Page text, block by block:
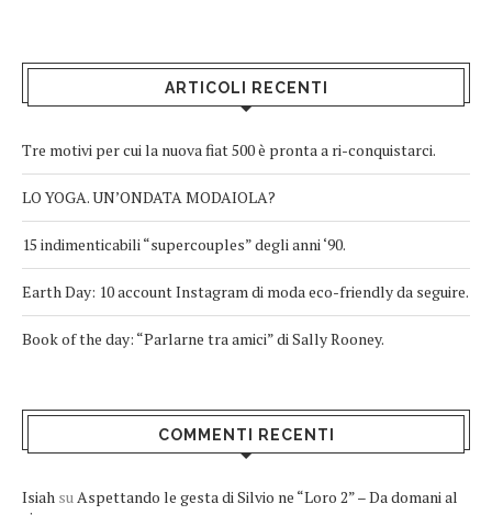
ARTICOLI RECENTI
Tre motivi per cui la nuova fiat 500 è pronta a ri-conquistarci.
LO YOGA. UN’ONDATA MODAIOLA?
15 indimenticabili “supercouples” degli anni ‘90.
Earth Day: 10 account Instagram di moda eco-friendly da seguire.
Book of the day: “Parlarne tra amici” di Sally Rooney.
COMMENTI RECENTI
Isiah su Aspettando le gesta di Silvio ne “Loro 2” – Da domani al